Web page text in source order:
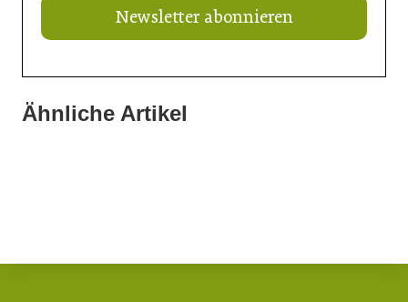
Newsletter abonnieren
Ähnliche Artikel
21. Juli 2026